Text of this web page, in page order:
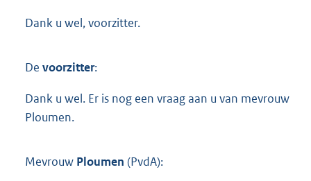
Dank u wel, voorzitter.
De voorzitter:
Dank u wel. Er is nog een vraag aan u van mevrouw
Ploumen.
Mevrouw Ploumen (PvdA):